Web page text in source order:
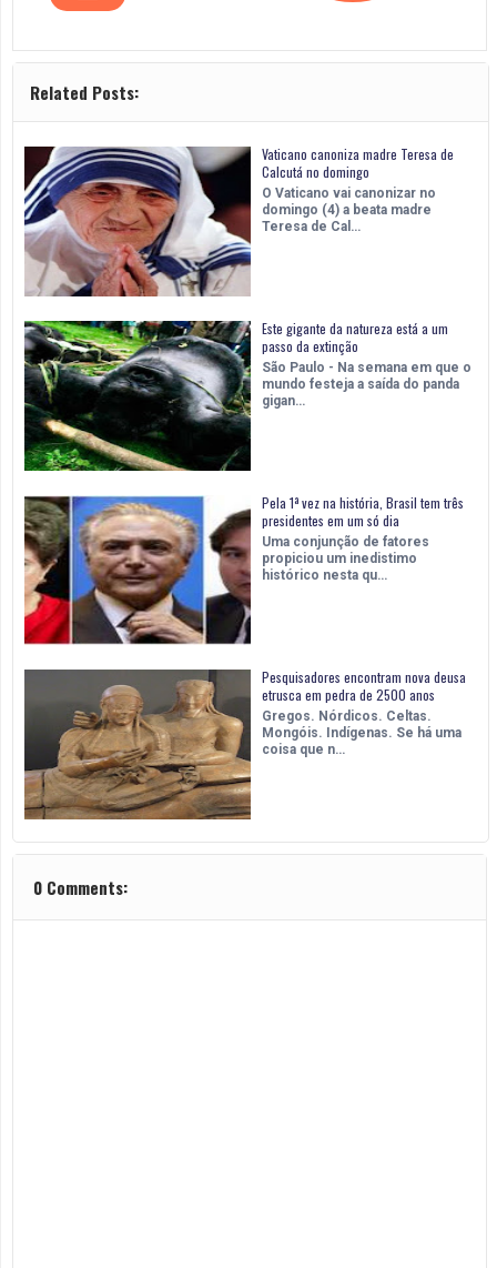
Related Posts:
Vaticano canoniza madre Teresa de
Calcutá no domingo
O Vaticano vai canonizar no
domingo (4) a beata madre
Teresa de Cal…
Este gigante da natureza está a um
passo da extinção
São Paulo - Na semana em que o
mundo festeja a saída do panda
gigan…
Pela 1ª vez na história, Brasil tem três
presidentes em um só dia
Uma conjunção de fatores
propiciou um inedistimo
histórico nesta qu…
Pesquisadores encontram nova deusa
etrusca em pedra de 2500 anos
Gregos. Nórdicos. Celtas.
Mongóis. Indígenas. Se há uma
coisa que n…
0 Comments: